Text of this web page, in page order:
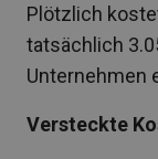
Plötzlich
tatsächlich
Unternehmen
Versteckte